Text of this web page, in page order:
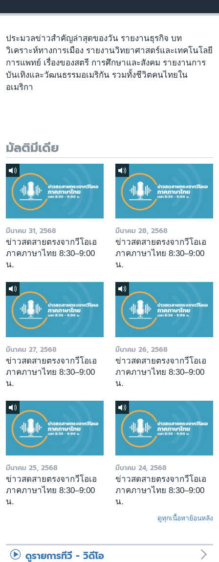
ประมวลข่าวสำคัญล่าสุดของวัน รายงานธุรกิจ บท
วิเคราะห์ทางการเมือง รายงานวิทยาศาสตร์และเทคโนโลยี
การแพทย์ เรื่องของสตรี การศึกษาและสังคม รายงานการ
บันเทิงและวัฒนธรรมอเมริกัน รวมทั้งชีวิตคนไทยใน
อเมริกา
มัลติมีเดีย
มีนาคม 31, 2568
ข่าวสดสายตรงจากวีโอเอ
ภาคภาษาไทย 8:30–9:00
น.
มีนาคม 28, 2568
ข่าวสดสายตรงจากวีโอเอ
ภาคภาษาไทย 8:30–9:00
น.
มีนาคม 27, 2568
ข่าวสดสายตรงจากวีโอเอ
ภาคภาษาไทย 8:30–9:00
น.
มีนาคม 26, 2568
ข่าวสดสายตรงจากวีโอเอ
ภาคภาษาไทย 8:30–9:00
น.
มีนาคม 25, 2568
ข่าวสดสายตรงจากวีโอเอ
ภาคภาษาไทย 8:30–9:00
น.
มีนาคม 24, 2568
ข่าวสดสายตรงจากวีโอเอ
ภาคภาษาไทย 8:30–9:00
น.
ดูทุกเนื้อหาย้อนหลัง
ดูรายการทีวี - วิดีโอ